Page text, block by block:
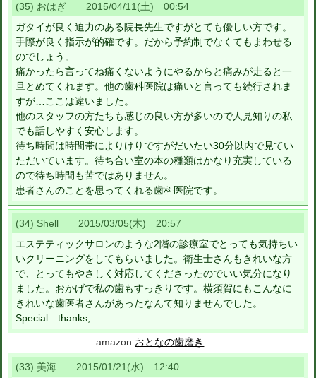
(35) おはぎ 2015/04/11(土) 00:54
ガタイが良く迫力のある院長先生ですがとても優しい方です。
手際が良く指示が的確です。だから予約制でなくてもまわせる
のでしょう。
痛かったら言ってね痛くないようにやるからと痛みが走ると一
旦とめてくれます。他の歯科医院は痛いと言っても続行されま
すが…ここは違いました。
他のスタッフの方たちも感じの良い方が多いので人見知りの私
でも話しやすく安心します。
待ち時間は時間帯によりけりですがだいたい30分以内で見てい
ただいています。待ち合い室の本の種類はかなり充実している
ので待ち時間も苦ではありません。
患者さんのことを思ってくれる歯科医院です。
(34) Shell 2015/03/05(木) 20:57
エステティックサロンのような2階の診療室でとっても気持ちい
いクリーニングをしてもらいました。衛生士さんもきれいな方
で、とってもやさしく対応してくださったのでいい気分になり
ました。おかげで私の歯もすっきりです。横須賀にもこんなに
きれいな歯医者さんがあったなんて知りませんでした。
Special thanks,
amazon おとなの歯磨き
(33) 美海 2015/01/21(水) 12:40